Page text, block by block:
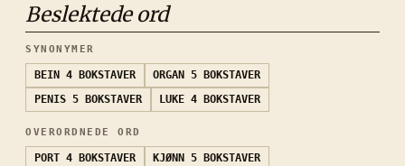
Beslektede ord
SYNONYMER
BEIN 4 BOKSTAVER ORGAN
5 BOKSTAVER
PENIS 5 BOKSTAVER LUKE 4 BOKSTAVER
OVERORDNEDE ORD
PORT 4 BOKSTAVER KJØNN
5 BOKSTAVER